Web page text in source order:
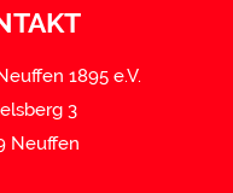
1895 e.V.
3
Neuffen